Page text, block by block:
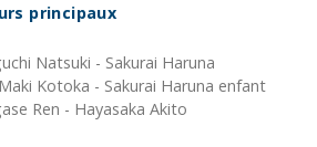
principaux
Natsuki - Sakurai Haruna
Maki Kotoka - Sakurai Haruna enfant
Ren - Hayasaka Akito